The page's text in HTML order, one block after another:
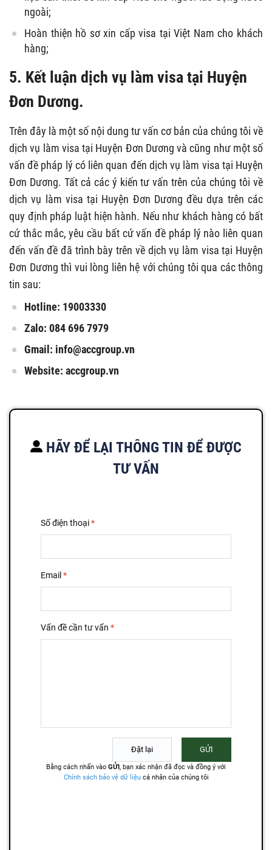
ngoài;
Hoàn thiện hồ sơ xin cấp visa tại Việt Nam cho khách
hàng;
5. Kết luận dịch vụ làm visa tại Huyện
Đơn Dương.
Trên đây là một số nội dung tư vấn cơ bản của chúng tôi về
dịch vụ làm visa tại Huyện Đơn Dương và cũng như một số
vấn đề pháp lý có liên quan đến dịch vụ làm visa tại Huyện
Đơn Dương. Tất cả các ý kiến tư vấn trên của chúng tôi về
dịch vụ làm visa tại Huyện Đơn Dương đều dựa trên các
quy định pháp luật hiện hành. Nếu như khách hàng có bất
cứ thắc mắc, yêu cầu bất cứ vấn đề pháp lý nào liên quan
đến vấn đề đã trình bày trên về dịch vụ làm visa tại Huyện
Đơn Dương thì vui lòng liên hệ với chúng tôi qua các thông
tin sau:
Hotline: 19003330
Zalo: 084 696 7979
Gmail: info@accgroup.vn
Website: accgroup.vn
HÃY ĐỂ LẠI THÔNG TIN ĐỂ ĐƯỢC
TƯ VẤN